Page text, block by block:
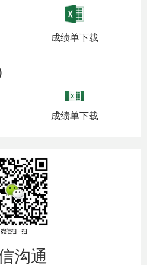
成绩单下载
成绩单下载
沟通